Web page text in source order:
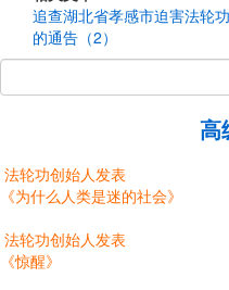
追查湖北省孝感市迫害法轮
的通告（2）
高
法轮功创始人发表
《为什么人类是迷的社会》
法轮功创始人发表
《惊醒》